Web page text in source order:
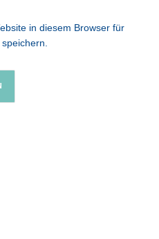
in diesem Browser für